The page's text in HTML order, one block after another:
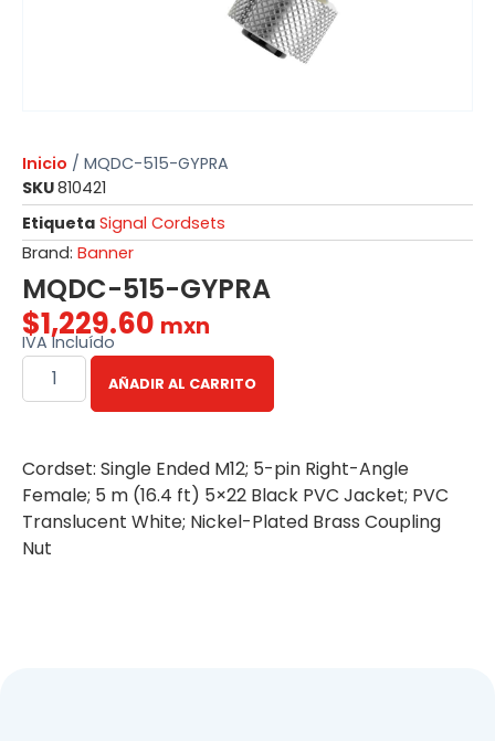
Inicio / MQDC-515-GYPRA
SKU810421
Etiqueta Signal Cordsets
Brand: Banner
MQDC-515-GYPRA
$1,229.60 mxn
IVA Incluído
AÑADIR AL CARRITO
Cordset: Single Ended M12; 5-pin Right-Angle
Female; 5 m (16.4 ft) 5×22 Black PVC Jacket; PVC
Translucent White; Nickel-Plated Brass Coupling
Nut